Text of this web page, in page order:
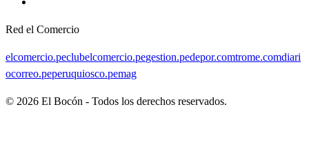
Red el Comercio
elcomercio.peclubelcomercio.pegestion.pedepor.comtrome.comdiari
ocorreo.peperuquiosco.pemag
© 2026 El Bocón - Todos los derechos reservados.